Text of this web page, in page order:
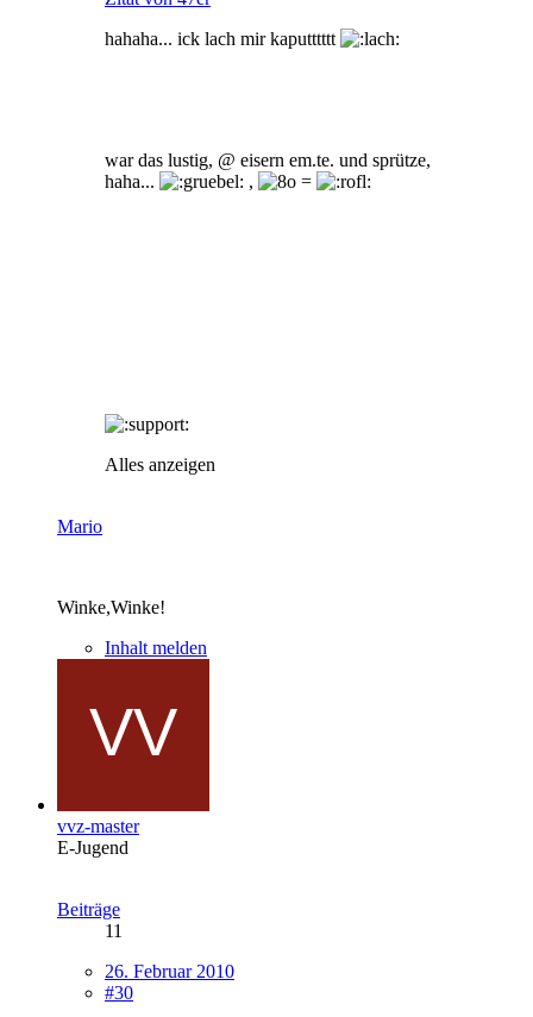
hahaha... ick lach mir kaputttttt
war das lustig, @ eisern em.te. und sprütze,
haha...
, =
Alles anzeigen
Mario
Winke,Winke!
Inhalt melden
vvz-master
E-Jugend
Beiträge
11
26. Februar 2010
#30